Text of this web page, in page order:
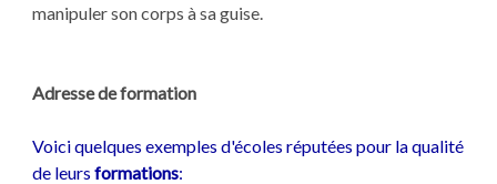
manipuler son corps à sa guise.
Adresse de formation
Voici quelques exemples d'écoles réputées pour la qualité
de leurs formations: